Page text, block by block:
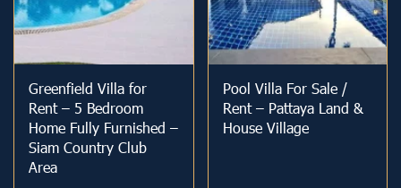
Greenfield Villa for
Rent – 5 Bedroom
Home Fully Furnished –
Siam Country Club
Area
Pool Villa For Sale /
Rent – Pattaya Land &
House Village